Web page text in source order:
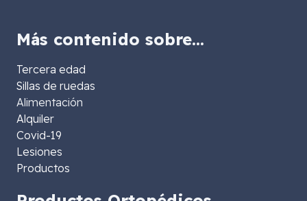
Más contenido sobre…
Tercera edad
Sillas de ruedas
Alimentación
Alquiler
Covid-19
Lesiones
Productos